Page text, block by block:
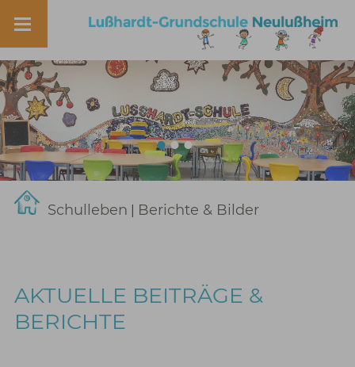
Schulleben Berichte & Bilder
AKTUELLE BEITRÄGE &
BERICHTE